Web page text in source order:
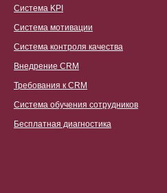
Система KPI
Система мотивации
Система контроля качества
Внедрение CRM
Требования к CRM
Система обучения сотрудников
Бесплатная диагностика